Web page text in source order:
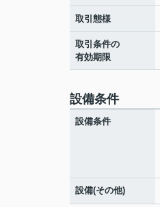
取引態様
取引条件の
有効期限
設備条件
設備条件
設備(その他)